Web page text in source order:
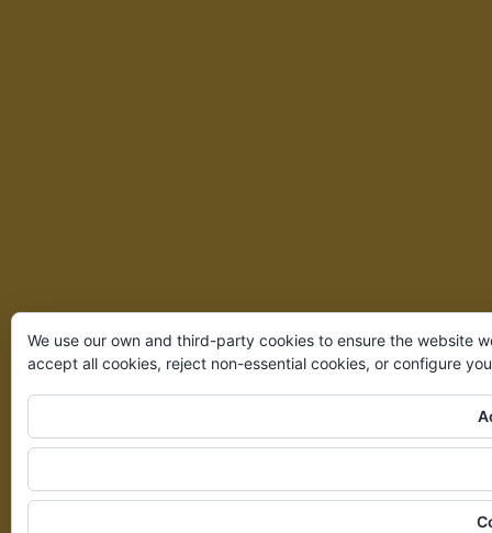
We use our own and third-party cookies to ensure the website
accept all cookies, reject non-essential cookies, or configure